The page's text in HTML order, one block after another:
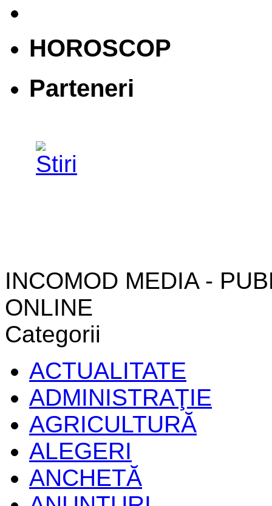
HOROSCOP
Parteneri
INCOMOD MEDIA -
ONLINE
Categorii
ACTUALITATE
ADMINISTRAŢIE
AGRICULTURĂ
ALEGERI
ANCHETĂ